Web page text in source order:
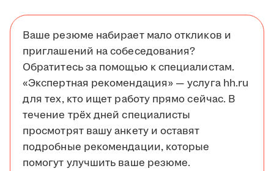
Ваше резюме набирает мало откликов и
приглашений на собеседования?
Обратитесь за помощью к специалистам.
«Экспертная рекомендация» — услуга hh.ru
для тех, кто ищет работу прямо сейчас. В
течение трёх дней специалисты
просмотрят вашу анкету и оставят
подробные рекомендации, которые
помогут улучшить ваше резюме.